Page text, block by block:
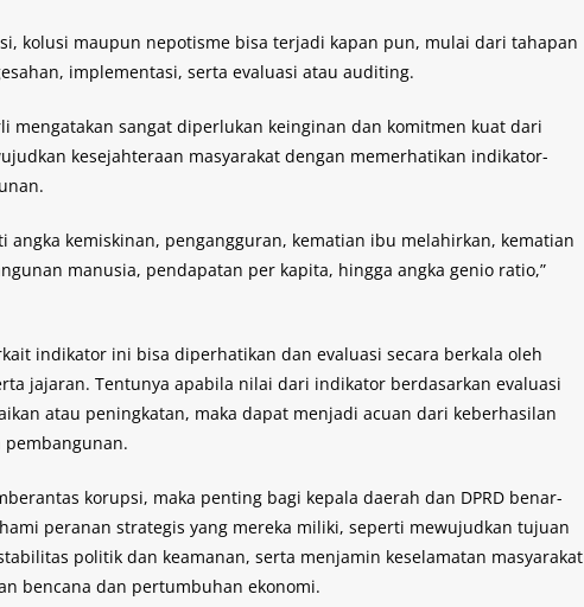
kolusi maupun nepotisme bisa terjadi kapan pun, mulai dari tahapan
implementasi, serta evaluasi atau auditing.
mengatakan sangat diperlukan keinginan dan komitmen kuat dari
kesejahteraan masyarakat dengan memerhatikan indikator-
angka kemiskinan, pengangguran, kematian ibu melahirkan, kematian
manusia, pendapatan per kapita, hingga angka genio ratio,”
indikator ini bisa diperhatikan dan evaluasi secara berkala oleh
jajaran. Tentunya apabila nilai dari indikator berdasarkan evaluasi
atau peningkatan, maka dapat menjadi acuan dari keberhasilan
pembangunan.
korupsi, maka penting bagi kepala daerah dan DPRD benar-
peranan strategis yang mereka miliki, seperti mewujudkan tujuan
politik dan keamanan, serta menjamin keselamatan masyarakat
bencana dan pertumbuhan ekonomi.